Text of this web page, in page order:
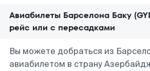
Авиабилеты Барселона Баку
рейс или с пересадками
Вы можете добраться из
авиабилетом в страну